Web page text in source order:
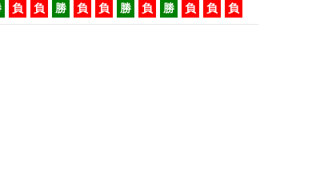
負 負 勝 負 負 勝 負 勝 負 負 負